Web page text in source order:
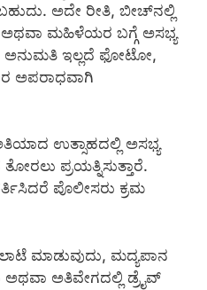
ಅದೇ ರೀತಿ, ಬೀಚ್‌ನಲ್ಲಿ
ಅಥವಾ ಮಹಿಳೆಯರ ಬಗ್ಗೆ ಅಸಭ್ಯ
ಅನುಮತಿ ಇಲ್ಲದೆ ಫೋಟೋ,
ಅಪರಾಧವಾಗಿ
ಉತ್ಸಾಹದಲ್ಲಿ ಅಸಭ್ಯ
ಪ್ರಯತ್ನಿಸುತ್ತಾರೆ.
ಪೊಲೀಸರು ಕ್ರಮ
ಮಾಡುವುದು, ಮದ್ಯಪಾನ
ಅತಿವೇಗದಲ್ಲಿ ಡ್ರೈವ್